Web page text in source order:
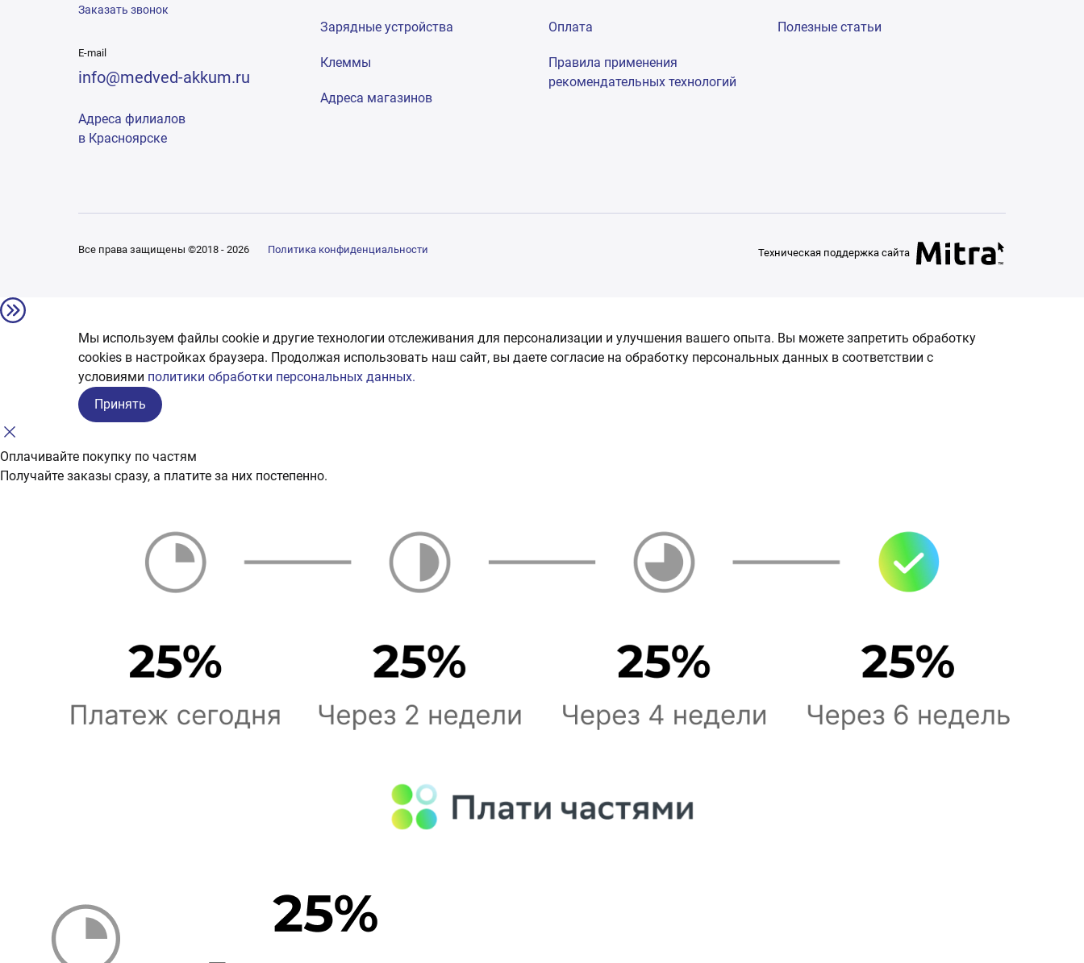
Заказать звонок
E-mail
info@medved-akkum.ru
Адреса филиалов
в Красноярске
Зарядные устройства
Клеммы
Адреса магазинов
Оплата
Правила применения
рекомендательных технологий
Полезные статьи
Все права защищены ©2018 - 2026 Политика конфиденциальности Техническая поддержка сайта
Мы используем файлы cookie и другие технологии отслеживания для персонализации и улучшения вашего опыта. Вы можете запретить обработку
сookies в настройках браузера. Продолжая использовать наш сайт, вы даете согласие на обработку персональных данных в соответствии с
условиями политики обработки персональных данных.
Принять
Оплачивайте покупку по частям
Получайте заказы сразу, а платите за них постепенно.